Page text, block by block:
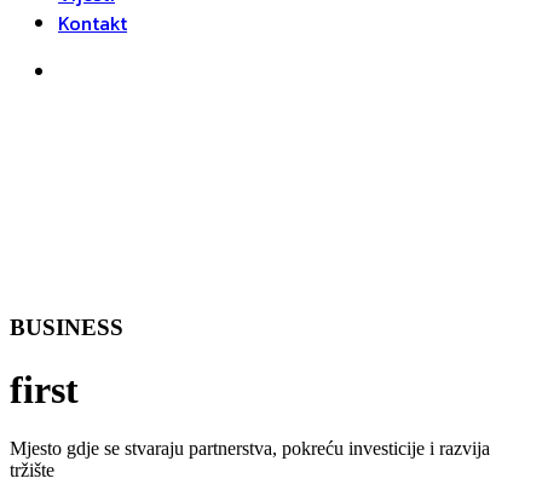
Kontakt
BUSINESS
first
Mjesto gdje se stvaraju partnerstva, pokreću investicije i razvija
tržište